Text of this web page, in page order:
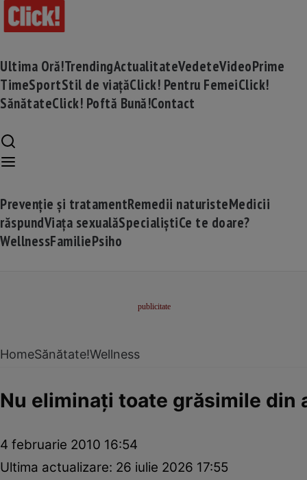
Ultima Oră!TrendingActualitateVedeteVideoPrime
TimeSportStil de viațăClick! Pentru FemeiClick!
SănătateClick! Poftă Bună!Contact
Prevenție și tratamentRemedii naturisteMedicii
răspundViața sexualăSpecialiștiCe te doare?
WellnessFamiliePsiho
HomeSănătate!Wellness
Nu eliminaţi toate grăsimile din
4 februarie 2010 16:54
Ultima actualizare: 26 iulie 2026 17:55